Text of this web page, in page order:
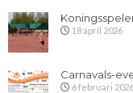
18 april 2026
Carnavals-
6 februari 2026